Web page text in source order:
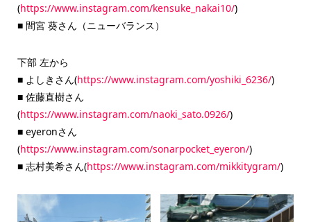
(https://www.instagram.com/kensuke_nakai10/)
■ 間宮 葵さん（ニューバランス）
下部 左から
■ よしきさん(https://www.instagram.com/yoshiki_6236/)
■ 佐藤直樹さん
(https://www.instagram.com/naoki_sato.0926/)
■ eyeronさん
(https://www.instagram.com/sonarpocket_eyeron/)
■ 志村美希さん(https://www.instagram.com/mikkitygram/)